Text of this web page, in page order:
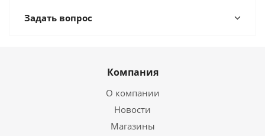
Задать вопрос
Компания
О компании
Новости
Магазины